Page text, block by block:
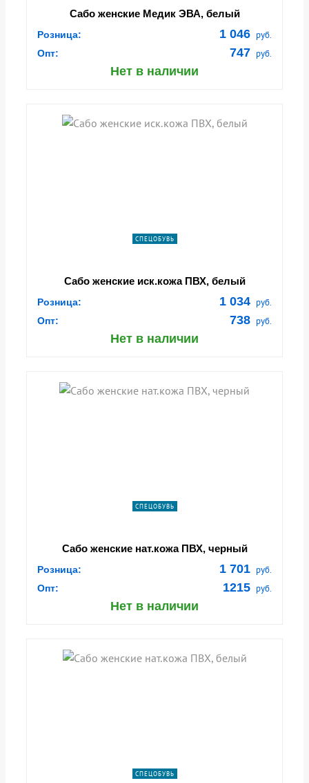
Сабо женские Медик ЭВА, белый
Розница: 1 046 руб.
Опт: 747 руб.
Нет в наличии
СПЕЦОБУВЬ
Сабо женские иск.кожа ПВХ, белый
Розница: 1 034 руб.
Опт: 738 руб.
Нет в наличии
СПЕЦОБУВЬ
Сабо женские нат.кожа ПВХ, черный
Розница: 1 701 руб.
Опт: 1215 руб.
Нет в наличии
СПЕЦОБУВЬ